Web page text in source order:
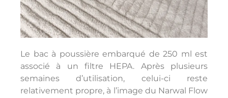
Le bac à poussière embarqué de 250 ml est
associé à un filtre HEPA. Après plusieurs
semaines d’utilisation, celui-ci reste
relativement propre, à l’image du Narwal Flow